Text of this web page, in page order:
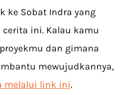
ke Sobat Indra yang
ini. Kalau kamu
dan gimana
mewujudkannya,
melalui link ini.